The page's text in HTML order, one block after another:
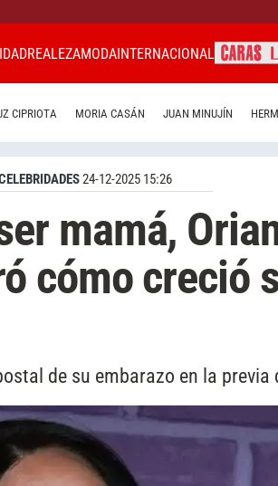
REALEZAMODAINTERNACIONAL
CIPRIOTA MORIA CASÁN JUAN MINUJÍN
24-12-2025 15:26
mamá,
cómo creció
de su embarazo en la previa